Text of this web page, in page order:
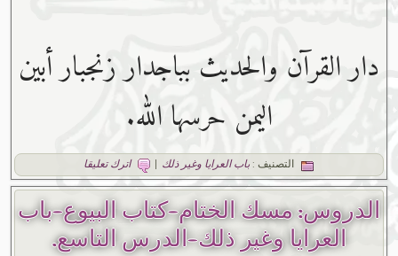
دار القرآن والحديث بباجدار زنجبار أبين
اليمن حرسها الله.
التصنيف :باب العرايا وغير ذلك | اترك تعليقا
الدروس: مسك الختام-كتاب البيوع-باب
العرايا وغير ذلك-الدرس التاسع.